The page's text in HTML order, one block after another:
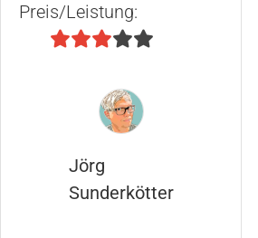
Preis/Leistung:
Jörg
Sunderkötter